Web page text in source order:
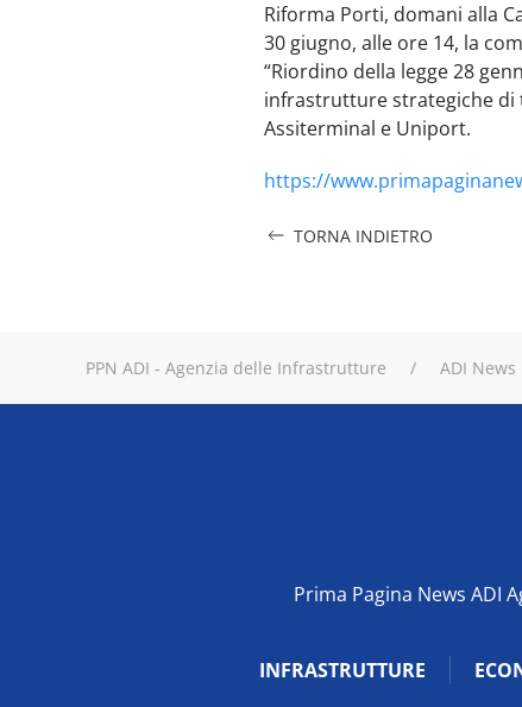
Riforma Porti, domani alla
30 giugno, alle ore 14, la
“Riordino della legge 28
infrastrutture strategiche di
Assiterminal e Uniport.
https://
TORNA INDIETRO
PPN ADI - Agenzia delle Infrastrutture ADI News
Prima Pagina News ADI
INFRASTRUTTURE